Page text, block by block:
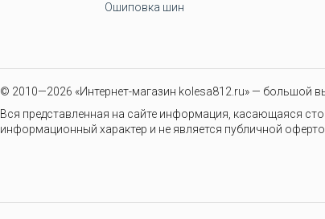
Ошиповка шин
© 2010—2026 «Интернет-магазин kolesa812.ru» — большой
Вся представленная на сайте информация, касающаяся
информационный характер и не является публичной